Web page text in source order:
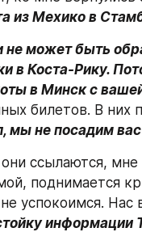
из Мехико в
не может быть
в Коста-Рику.
в Минск с
билетов. В них
мы не посадим
ссылаются,
поднимается
успокоимся. Нас
информации